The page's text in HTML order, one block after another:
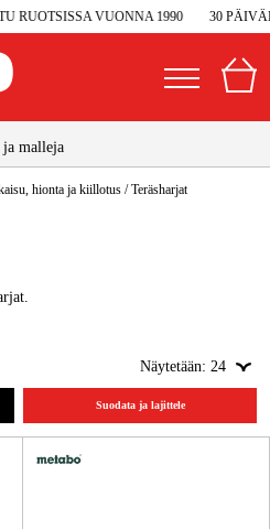
VUONNA 1990 30 PÄIVÄN
Yksityinen
hionta ja kiillotus /Teräsharjat
Näytetään: 24
Suodata ja lajittele